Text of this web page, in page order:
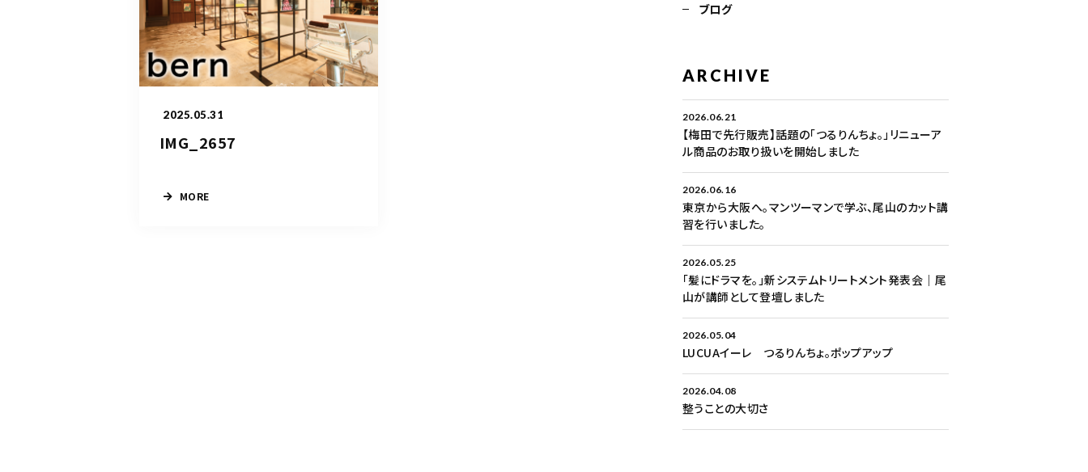
2025.05.31
IMG_2657
MORE
ブログ
ARCHIVE
2026.06.21
【梅田で先行販売】話題の「つるりんちょ。」リニューア
ル商品のお取り扱いを開始しました
2026.06.16
東京から大阪へ。マンツーマンで学ぶ、尾山のカット講
習を行いました。
2026.05.25
「髪にドラマを。」新システムトリートメント発表会｜尾
山が講師として登壇しました
2026.05.04
LUCUAイーレ つるりんちょ。ポップアップ
2026.04.08
整うことの大切さ